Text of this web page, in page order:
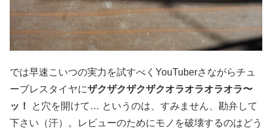
では早速こいつの実力を試すべくYouTuberさながらチュ
ーブレスタイヤにザクザクザクザクオラオラオラオラ〜
ッ！
と穴を開けて… というのは、すみません、勘弁して
下さい（汗）。レビューのためにモノを破壊するのはどう